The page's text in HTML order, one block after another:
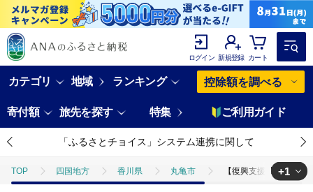
ログイン 新規登録 カート
カテゴリ 地域 ランキング 控除額を調べる
寄付額 旅先を探す 特集 ご利用ガイド
「ふるさとチョイス」システム連携に関して
TOP 四国地方 香川県 丸亀市 【復興支援/寄附のみ
+1